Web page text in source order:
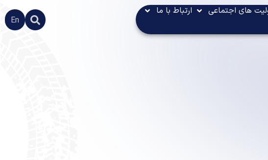
های اجتماعی
ارتباط با ما
En
9 نوامبر 2024
کد خبر: 195